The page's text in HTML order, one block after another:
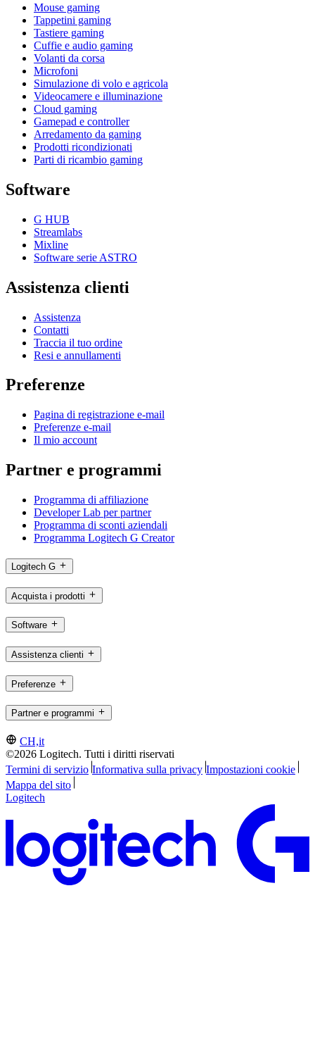
Mouse gaming
Tappetini gaming
Tastiere gaming
Cuffie e audio gaming
Volanti da corsa
Microfoni
Simulazione di volo e agricola
Videocamere e illuminazione
Cloud gaming
Gamepad e controller
Arredamento da gaming
Prodotti ricondizionati
Parti di ricambio gaming
Software
G HUB
Streamlabs
Mixline
Software serie ASTRO
Assistenza clienti
Assistenza
Contatti
Traccia il tuo ordine
Resi e annullamenti
Preferenze
Pagina di registrazione e-mail
Preferenze e-mail
Il mio account
Partner e programmi
Programma di affiliazione
Developer Lab per partner
Programma di sconti aziendali
Programma Logitech G Creator
Logitech G
Acquista i prodotti
Software
Assistenza clienti
Preferenze
Partner e programmi
CH,it
©2026 Logitech. Tutti i diritti riservati
Termini di servizio Informativa sulla privacy Impostazioni cookie
Mappa del sito
Logitech